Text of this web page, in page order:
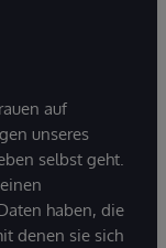
auf
unseres
selbst geht.
haben, die
denen sie sich